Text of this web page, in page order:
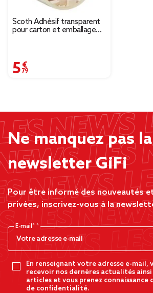
Scoth Adhésif transparent
pour carton et emballage
5,79 €
Ne manquez pas la
newsletter GiFi
Pour être informé des nouveautés
privées, inscrivez-vous à la
E-mail*
En renseignant votre adresse e-mail,
recevoir nos dernères actualités
articles et vous prenez
de confidentialité.